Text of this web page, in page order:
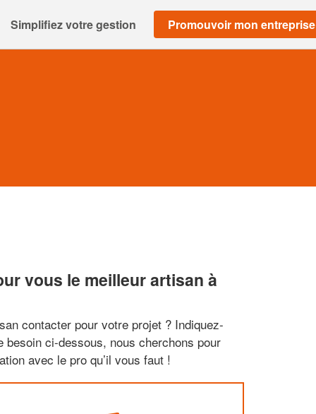
Simplifiez votre gestion Promouvoir mon entreprise
vous le meilleur artisan à
contacter pour votre projet ? Indiquez-
besoin ci-dessous, nous cherchons pour
avec le pro qu’il vous faut !